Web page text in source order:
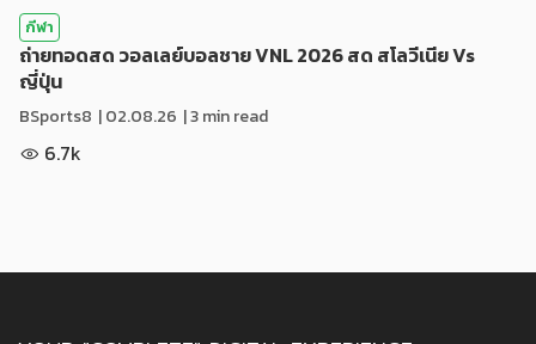
กีฬา
ถ่ายทอดสด วอลเลย์บอลชาย VNL 2026 สด สโลวีเนีย Vs
ญี่ปุ่น
BSports8 |02.08.26 | 3 min read
6.7k